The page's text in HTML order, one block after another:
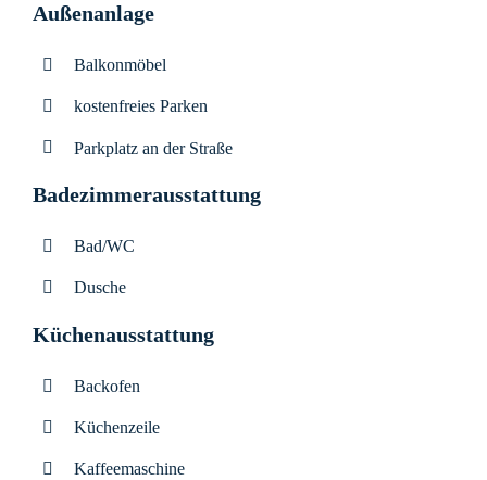
Außenanlage
Balkonmöbel
kostenfreies Parken
Parkplatz an der Straße
Badezimmerausstattung
Bad/WC
Dusche
Küchenausstattung
Backofen
Küchenzeile
Kaffeemaschine